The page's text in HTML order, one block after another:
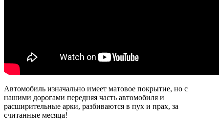
Автомобиль изначально имеет матовое покрытие, но с
нашими дорогами передняя часть автомобиля и
расширительные арки, разбиваются в пух и прах, за
считанные месяца!